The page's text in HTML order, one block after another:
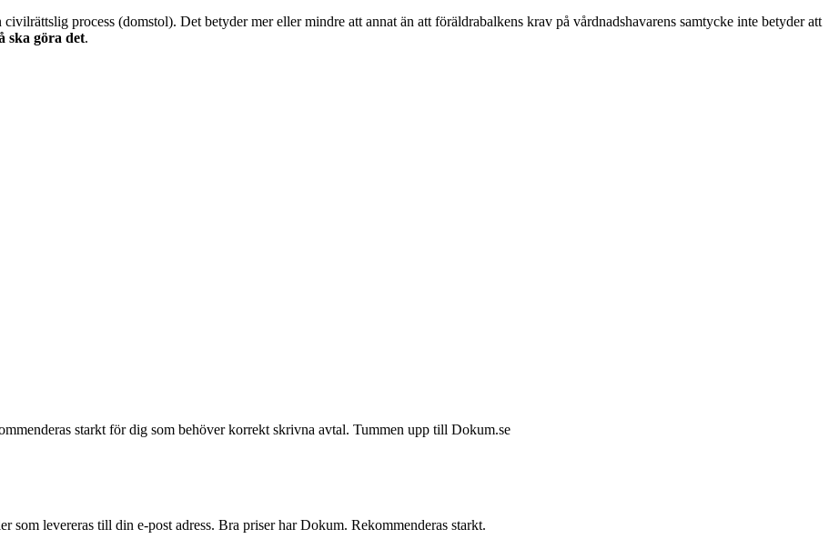
process (domstol). Det betyder mer eller mindre att annat än att föräldrabalkens krav på vårdnadshavarens samtycke inte betyder att
ska göra det.
starkt för dig som behöver korrekt skrivna avtal. Tummen upp till Dokum.se
levereras till din e-post adress. Bra priser har Dokum. Rekommenderas starkt.